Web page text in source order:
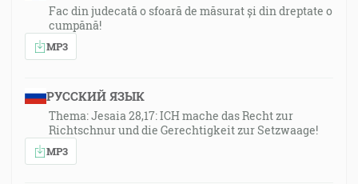
Fac din judecată o sfoară de măsurat și din dreptate o
cumpănă!
MP3
РУССКИЙ ЯЗЫК
Thema: Jesaia 28,17: ICH mache das Recht zur
Richtschnur und die Gerechtigkeit zur Setzwaage!
MP3